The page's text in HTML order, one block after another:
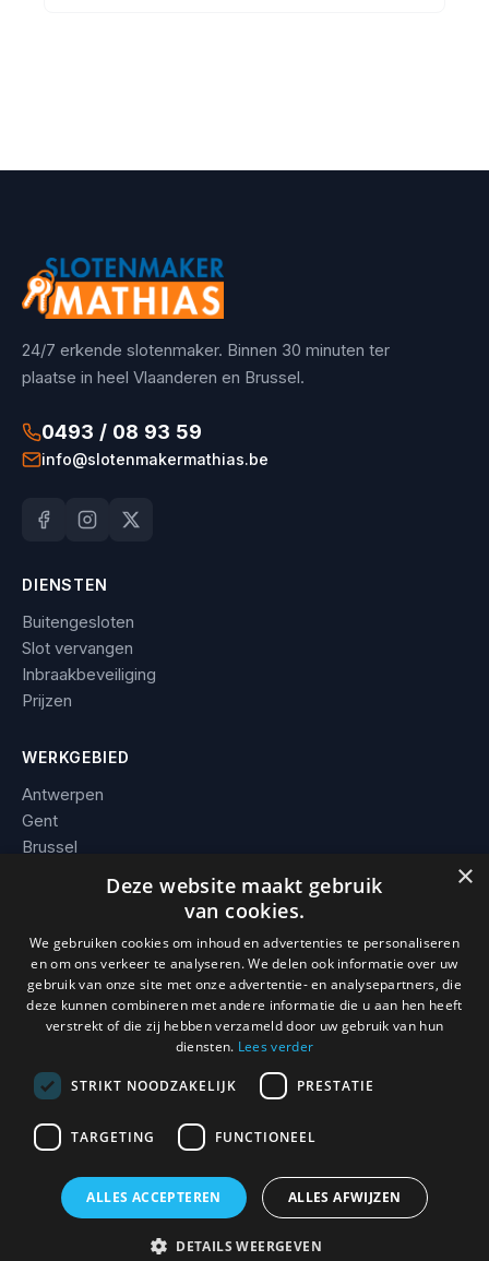
24/7 erkende slotenmaker. Binnen 30 minuten ter
plaatse in heel Vlaanderen en Brussel.
0493 / 08 93 59
info@slotenmakermathias.be
DIENSTEN
Buitengesloten
Slot vervangen
Inbraakbeveiliging
Prijzen
WERKGEBIED
Antwerpen
Gent
Brussel
Alle steden →
BEDRIJF
Contact
Werkgebied
© 2026 Slotenmaker Mathias. KBO 0736.938.296 · BE 0736 938
296 · Erkend en verzekerd vakman.
0493 / 08 93 59
24/7, direct ter plaatse
×
Deze website maakt gebruik
van cookies.
We gebruiken cookies om inhoud en advertenties te personaliseren
en om ons verkeer te analyseren. We delen ook informatie over uw
gebruik van onze site met onze advertentie- en analysepartners, die
deze kunnen combineren met andere informatie die u aan hen heeft
verstrekt of die zij hebben verzameld door uw gebruik van hun
diensten. Lees verder
STRIKT NOODZAKELIJK PRESTATIE
TARGETING FUNCTIONEEL
ALLES ACCEPTEREN ALLES AFWIJZEN
DETAILS WEERGEVEN